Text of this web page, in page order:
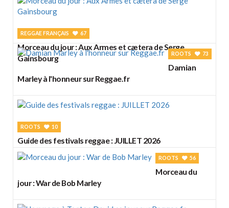
REGGAE FRANÇAIS 67
Morceau du jour : Aux Armes et cætera de Serge
Gainsbourg
ROOTS 73
Damian
Marley à l'honneur sur Reggae.fr
ROOTS 10
Guide des festivals reggae : JUILLET 2026
ROOTS 56
Morceau du
jour : War de Bob Marley